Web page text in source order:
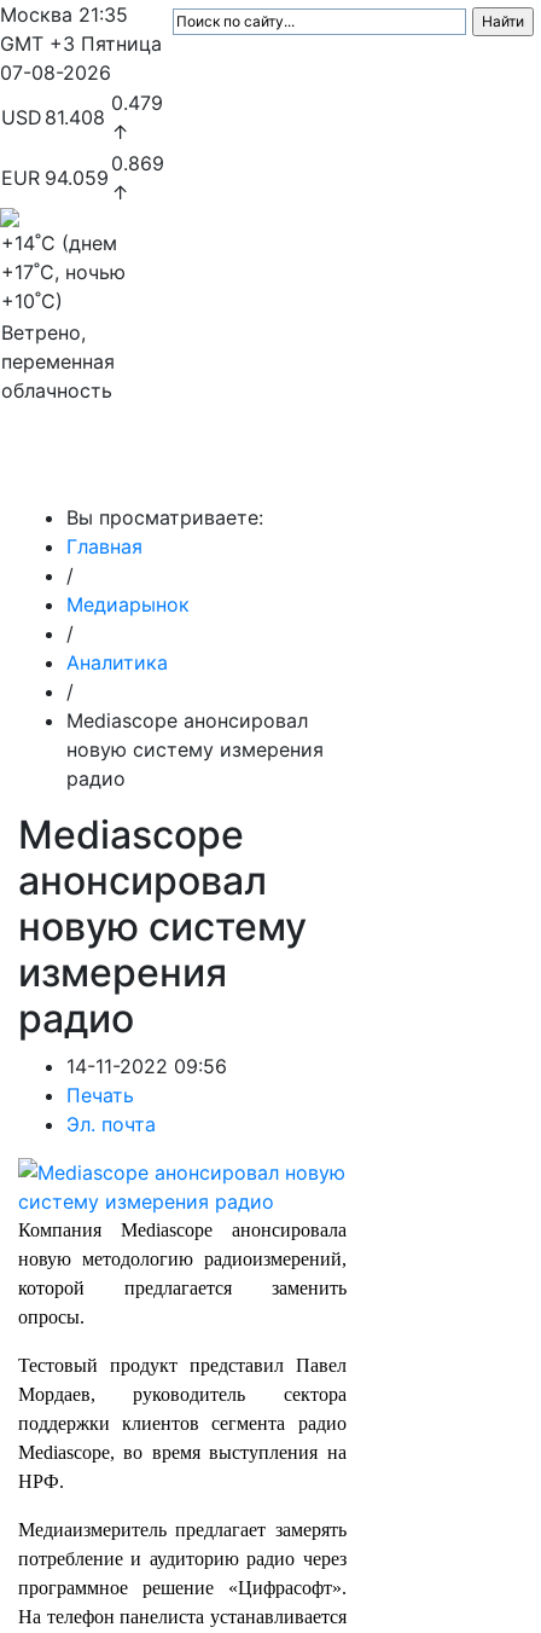
Москва 21:35
GMT +3 Пятница
07-08-2026
USD 81.408
0.479
↑
EUR 94.059
0.869
↑
+14˚C (днем
+17˚C, ночью
+10˚C)
Ветрено,
переменная
облачность
Вы просматриваете:
Главная
/
Медиарынок
/
Аналитика
/
Mediascope анонсировал
новую систему измерения
радио
Mediascope
анонсировал
новую систему
измерения
радио
14-11-2022 09:56
Печать
Эл. почта
Компания Mediascope анонсировала
новую методологию радиоизмерений,
которой предлагается заменить
опросы.
Тестовый продукт представил Павел
Мордаев, руководитель сектора
поддержки клиентов сегмента радио
Mediascope, во время выступления на
НРФ.
Медиаизмеритель предлагает замерять
потребление и аудиторию радио через
программное решение «Цифрасофт».
На телефон панелиста устанавливается